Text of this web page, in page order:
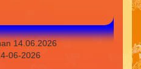
14.06.2026
06-2026